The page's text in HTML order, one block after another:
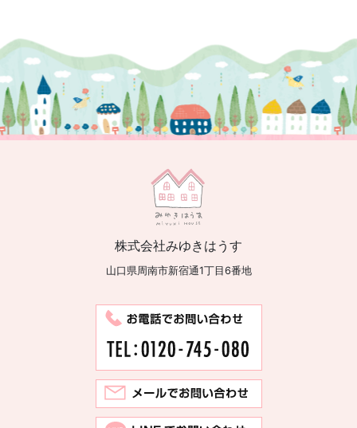
株式会社みゆきはうす
山口県周南市新宿通1丁目6番地